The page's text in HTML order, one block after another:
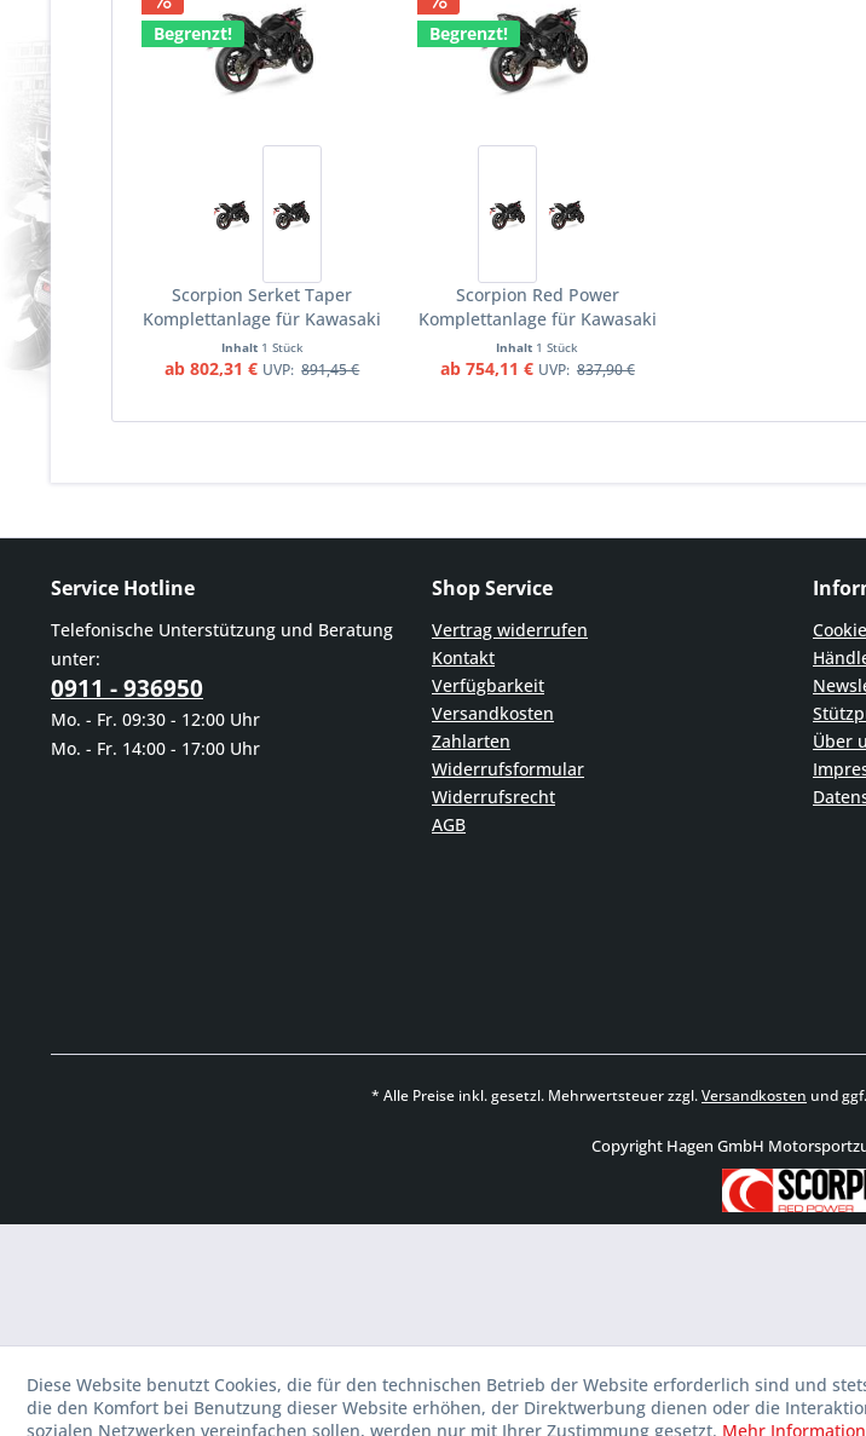
Begrenzt!
Scorpion Serket Taper
Komplettanlage für Kawasaki
Z 650 RS 2020 - 2023
Motorräder
Inhalt 1 Stück
ab 802,31 € UVP: 891,45 €
Begrenzt!
Scorpion Red Power
Komplettanlage für Kawasaki
Z 650 2020-2023 Motorräder
Inhalt 1 Stück
ab 754,11 € UVP: 837,90 €
Service Hotline
Telefonische Unterstützung und Beratung
unter:
0911 - 936950
Mo. - Fr. 09:30 - 12:00 Uhr
Mo. - Fr. 14:00 - 17:00 Uhr
Shop Service
Vertrag widerrufen
Kontakt
Verfügbarkeit
Versandkosten
Zahlarten
Widerrufsformular
Widerrufsrecht
AGB
Über
* Alle Preise inkl. gesetzl. Mehrwertsteuer zzgl.Versandkosten und
Copyright Hagen GmbH
Diese Website benutzt Cookies, die für den technischen Betrieb der Website erforderlich sind und
die den Komfort bei Benutzung dieser Website erhöhen, der Direktwerbung dienen oder die
sozialen Netzwerken vereinfachen sollen, werden nur mit Ihrer Zustimmung gesetzt. Mehr